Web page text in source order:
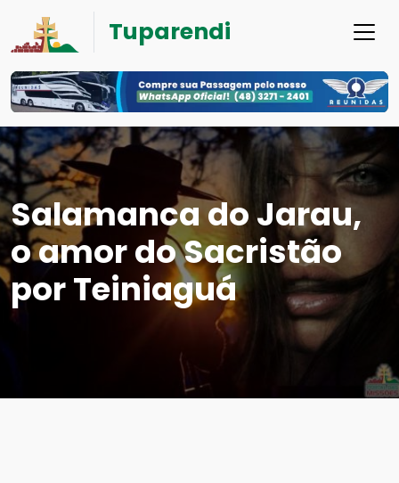
Tuparendi
Salamanca do Jarau,
o amor do Sacristão
por Teiniaguá